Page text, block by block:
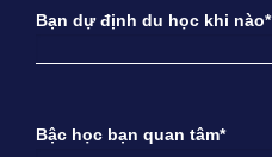
Bạn dự định du học khi nào*
Bậc học bạn quan tâm*